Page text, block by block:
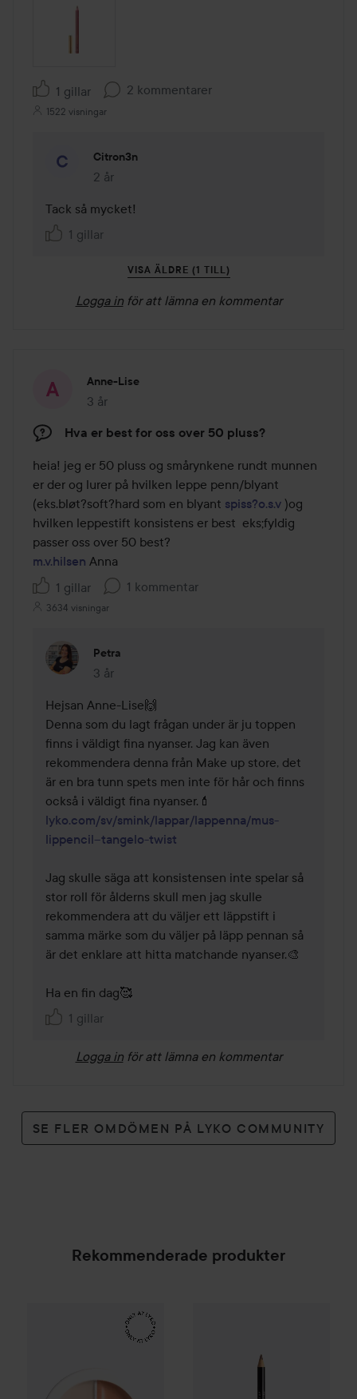
1 gillar 2 kommentarer
1522 visningar
Citron3n
2 år
Kommentaren lades 2 år
Tack så mycket!
1 gillar
VISA ÄLDRE (1 TILL)
Logga in för att lämna en kommentar
Anne-Lise
3 år
Inlägget skapades 3 år
Hva er best for oss over 50 pluss?
heia! jeg er 50 pluss og smårynkene rundt munnen
er der og lurer på hvilken leppe penn/blyant
(eks.bløt?soft?hard som en blyant spiss?o.s.v )og
hvilken leppestift konsistens er best  eks;fyldig
m.v.hilsen Anna
1 gillar
1 kommentar
3634 visningar
Petra
3 år
Kommentaren lades 3 år
Hejsan Anne-Lise🙌
Denna som du lagt frågan under är ju toppen
finns i väldigt fina nyanser. Jag kan även
rekommendera denna från Make up store, det
är en bra tunn spets men inte för hår och finns
lyko.com/sv/smink/lappar/lappenna/mus-
lippencil--tangelo-twist
Jag skulle säga att konsistensen inte spelar så
stor roll för ålderns skull men jag skulle
rekommendera att du väljer ett läppstift i
samma märke som du väljer på läpp pennan så
är det enklare att hitta matchande nyanser.🎨
Ha en fin dag🥰
1 gillar
Logga in för att lämna en kommentar
SE FLER OMDÖMEN PÅ LYKO COMMUNITY
Rekommenderade produkter
Make Up Store